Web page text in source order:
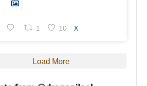
1 10 X
Load More